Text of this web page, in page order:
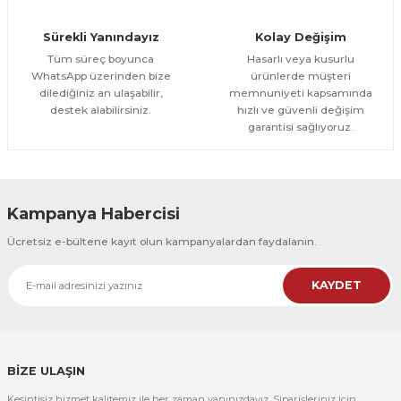
300,00 TL %25
CeSht
CeSht
Pembe Fonlu Good Things Are Coming Yazılı Tek Parça Ahşap Çerçeveli
500,00 TL
Sürekli Yanındayız
Tüm süreç boyunca
WhatsApp üzerinden bize
dilediğiniz an ulaşabilir,
destek alabilirsiniz.
Kolay Değişim
Hasarlı veya kusurlu
ürünlerde müşteri
memnuniyeti kapsamında
hızlı ve güvenli değişim
garantisi sağlıyoruz.
Kampanya Habercisi
Ücretsiz e-bültene kayıt olun kampanyalardan faydalanın.
KAYDET
BİZE ULAŞIN